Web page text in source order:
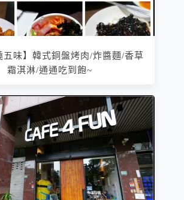
五味】韓式銅盤烤肉/炸醬麵/香草
霜淇淋/通通吃到飽~